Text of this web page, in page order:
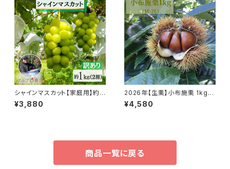
シャインマスカット【家庭用】約1
kg(約500gx2) 順次発送中 皮
ごと食べられる大人気の種無し
¥3,880
2026年【生栗】小布施栗 1kg
（M-2L）銀寄・筑波栗などの無
燻蒸生栗 10月中旬以降発送 長
¥4,580
商品一覧に戻る